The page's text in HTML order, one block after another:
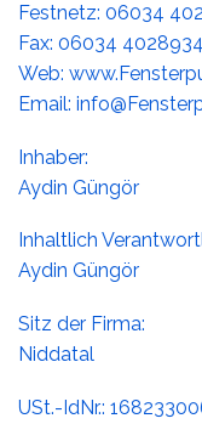
Festnetz: ‭06034
Fax: 06034 4028934
Web:
Email:
Inhaber:
Aydin Güngör
Inhaltlich
Aydin Güngör
Sitz der Firma:
Niddatal
USt.-IdNr.: